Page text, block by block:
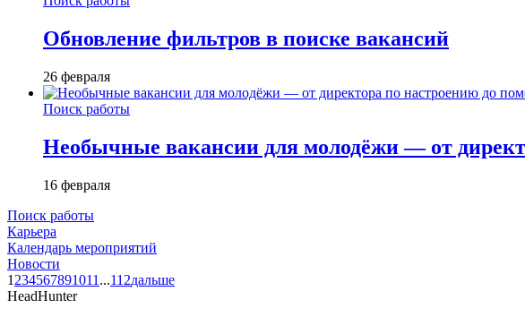
Обновление фильтров в поиске вакансий
26 февраля
Поиск работы
Необычные вакансии для молодёжи — от
16 февраля
Поиск работы
Карьера
Календарь мероприятий
Новости
1 234567891011 ...112дальше
HeadHunter